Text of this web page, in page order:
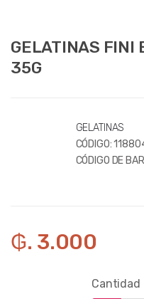
GELATINAS FINI
35G
GELATINAS
CÓDIGO:
CÓDIGO DE
₲. 3.000
Cantidad